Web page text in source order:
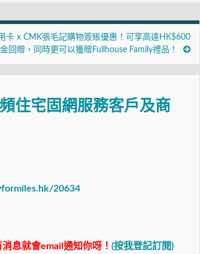
卡 x CMK張毛記購物簽賬優惠！可享高達HK$600
回贈，同時更可以獲贈Fullhouse Family禮品！
住宅固網服務客戶及商
20634
息就會email通知你呀！ (按我登記訂閱)